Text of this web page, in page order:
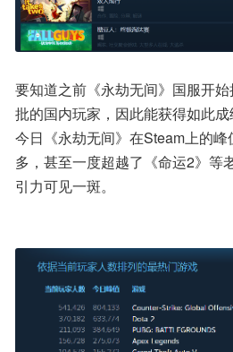
要知道之前《永劫无间》国服开
批的国内玩家，因此能获得如此
今日《永劫无间》在Steam上的
多，甚至一度超越了《命运2》等
引力可见一斑。